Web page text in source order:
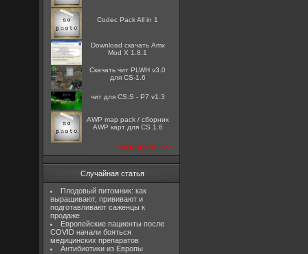
Codec Pack All in 1
Download скачать Amx
Mod X 1.8.1
Скачать чит PLWH v3.0
для CS-1.6
чит для CS:S - P7 v1.3
AWP map pack / сборник
AWP карт для CS 1.6
посмотреть все
Случайная статья
Плодовый питомник: как
выращивают, прививают и
подготавливают саженцы к
продаже
Европейские пациенты после
COVID начали бояться
медицинских препаратов
Антибиотики из Европы